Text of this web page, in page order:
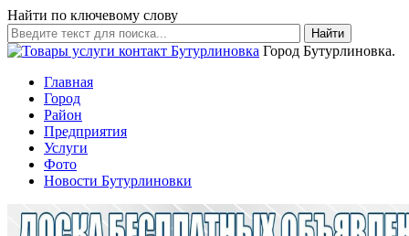
Найти по ключевому слову
Найти
Город Бутурлиновка.
Главная
Город
Район
Предприятия
Услуги
Фото
Новости Бутурлиновки